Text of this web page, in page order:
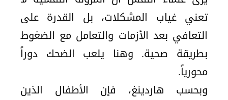
تعني غياب المشكلات، بل القدرة على
التعافي بعد الأزمات والتعامل مع الضغوط
بطريقة صحية. وهنا يلعب الضحك دوراً
محورياً.
وبحسب هاردينغ، فإن الأطفال الذين